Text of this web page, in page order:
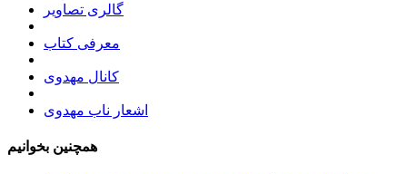
گالری تصاویر
معرفی کتاب
کانال مهدوی
اشعار ناب مهدوی
همچنین بخوانیم